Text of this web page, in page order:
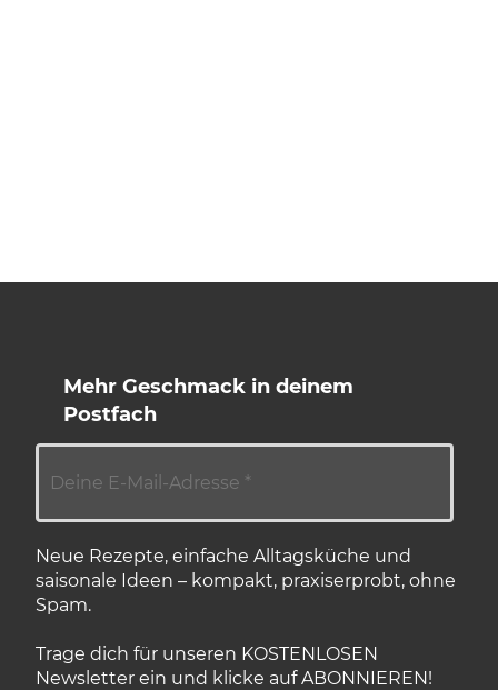
Mehr Geschmack in deinem
Postfach
Neue Rezepte, einfache Alltagsküche und
saisonale Ideen – kompakt, praxiserprobt, ohne
Spam.
Trage dich für unseren KOSTENLOSEN
Newsletter ein und klicke auf ABONNIEREN!